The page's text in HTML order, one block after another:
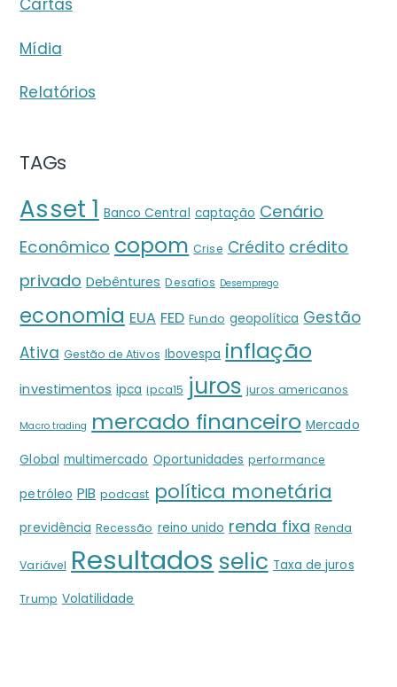
Cartas
Mídia
Relatórios
TAGs
Asset 1 Banco Central captação Cenário
Econômico copom Crise Crédito crédito
privado Debêntures Desafios Desemprego
economia EUA FED Fundo geopolítica Gestão
Ativa Gestão de Ativos Ibovespa inflação
investimentos ipca ipca15 juros juros americanos
Macro trading mercado financeiro Mercado
Global multimercado Oportunidades performance
petróleo PIB podcast política monetária
previdência Recessão reino unido renda fixa Renda
Variável Resultados selic Taxa de juros
Trump Volatilidade